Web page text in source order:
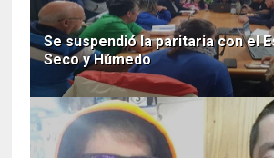
Se suspendió la paritaria con el
Seco y Húmedo